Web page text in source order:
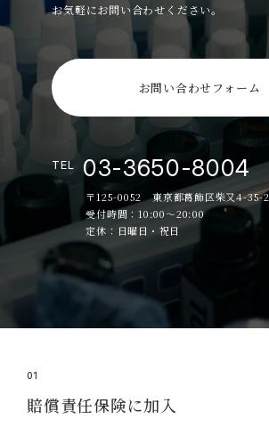
お気軽にお問い合わせください。
お問い合わせフォーム
TEL 03-3650-8004
〒125-0052 東京都葛飾区柴又4-35-2
受付時間：10:00～20:00
定休：日曜日・祝日
01
賠償責任保険に加入